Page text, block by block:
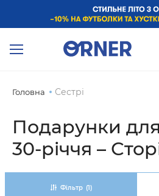
Головна Сестрі
Подарунки
30-річчя –
Фільтр (1)